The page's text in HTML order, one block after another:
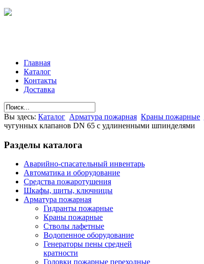
Главная
Каталог
Контакты
Доставка
Вы здесь: Каталог Арматура пожарная Краны пожарные
чугунных клапанов DN 65 с удлиненными шпинделями
Разделы каталога
Аварийно-спасательный инвентарь
Автоматика и оборудование
Средства пожаротушения
Шкафы, щиты, ключницы
Арматура пожарная
Гидранты пожарные
Краны пожарные
Стволы лафетные
Водопенное оборудование
Генераторы пены средней
кратности
Головки пожарные переходные